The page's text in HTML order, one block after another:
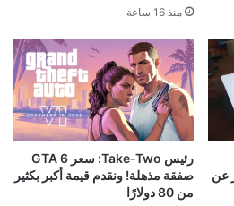
منذ 16 ساعة
عن
رئيس Take-Two: سعر GTA 6
صفقة مذهلة! ونقدم قيمة أكبر بكثير
من 80 دولارًا